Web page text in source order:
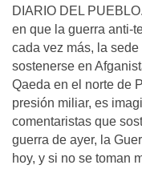
DIARIO DEL
en que la guerra anti-
cada vez más, la
sostenerse en
Qaeda en el norte de
presión miliar, es
comentaristas que
guerra de ayer, la
hoy, y si no se toman